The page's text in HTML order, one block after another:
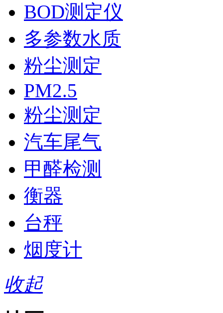
BOD测定仪
多参数水质
粉尘测定
PM2.5
粉尘测定
汽车尾气
甲醛检测
衡器
台秤
烟度计
收起